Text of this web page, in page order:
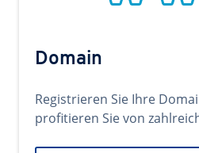
Domain
Registrieren Sie Ihre
profitieren Sie von